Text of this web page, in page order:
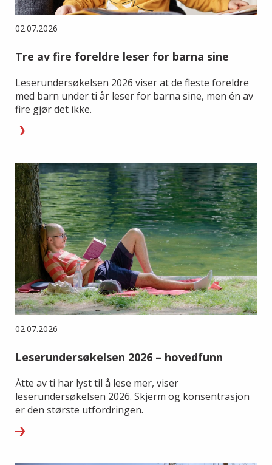
02.07.2026
Tre av fire foreldre leser for barna sine
Leserundersøkelsen 2026 viser at de fleste foreldre
med barn under ti år leser for barna sine, men én av
fire gjør det ikke.
02.07.2026
Leserundersøkelsen 2026 – hovedfunn
Åtte av ti har lyst til å lese mer, viser
leserundersøkelsen 2026. Skjerm og konsentrasjon
er den største utfordringen.